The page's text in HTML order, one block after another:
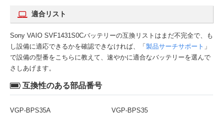
適合リスト
Sony VAIO SVF1431S0Cバッテリーの互換リストはまだ不完全で、も
し設備に適応できるかを確認できなければ、「製品サーチサポート 」
で設備の型番をこちらに教えて、速やかに適合なバッテリーを選んで
さしあげます。
互換性のある部品番号
VGP-BPS35A VGP-BPS35